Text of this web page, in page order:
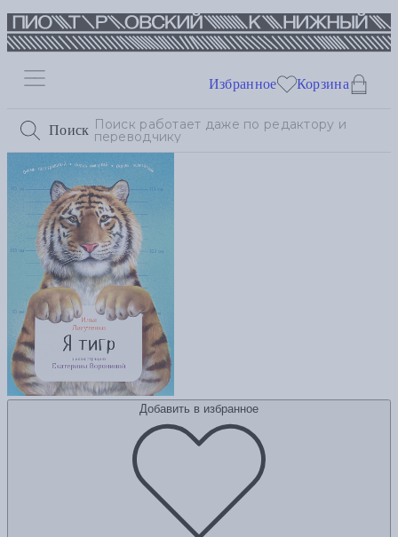
Поиск
Избранное Корзина
Добавить в избранное